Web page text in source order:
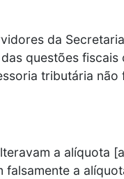
da
questões fiscais
tributária não
a alíquota
falsamente a